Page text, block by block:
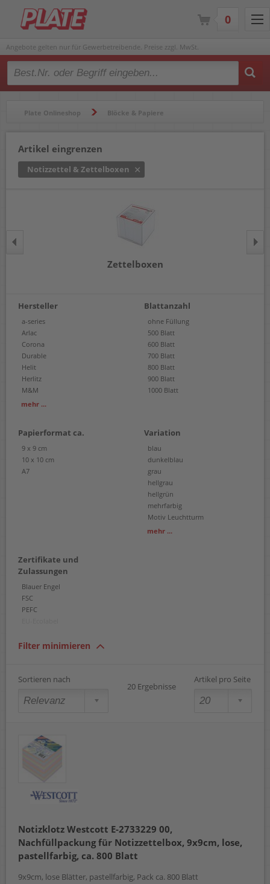
Angebote gelten nur für Gewerbetreibende. Preise zzgl. MwSt.
Type 2 or more characters for results.
Plate Onlineshop Blöcke & Papiere
Artikel eingrenzen
Notizzettel & Zettelboxen
Zettelboxen
Hersteller
a-series
Arlac
Corona
Durable
Helit
Herlitz
M&M
Pelikan
mehr ...
Blattanzahl
ohne Füllung
500 Blatt
600 Blatt
700 Blatt
800 Blatt
900 Blatt
1000 Blatt
Papierformat ca.
9 x 9 cm
10 x 10 cm
A7
Variation
blau
dunkelblau
grau
hellgrau
hellgrün
mehrfarbig
Motiv Leuchtturm
Motiv Schmetterling
mehr ...
Zertifikate und
Zulassungen
Blauer Engel
FSC
PEFC
Filter minimieren
Sortieren nach
20 Ergebnisse
Artikel pro Seite
Notizklotz Westcott E-2733229 00,
Nachfüllpackung für Notizzettelbox, 9x9cm, lose,
pastellfarbig, ca. 800 Blatt
9x9cm, lose Blätter, pastellfarbig, Pack ca. 800 Blatt
0